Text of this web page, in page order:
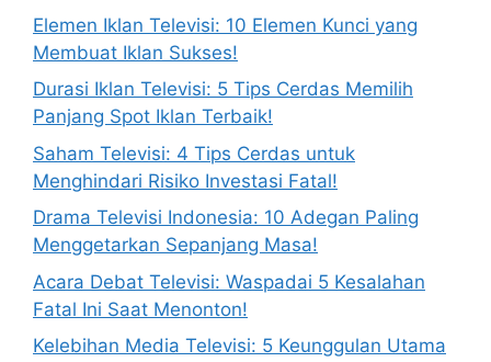
Elemen Iklan Televisi: 10 Elemen Kunci yang
Membuat Iklan Sukses!
Durasi Iklan Televisi: 5 Tips Cerdas Memilih
Panjang Spot Iklan Terbaik!
Saham Televisi: 4 Tips Cerdas untuk
Menghindari Risiko Investasi Fatal!
Drama Televisi Indonesia: 10 Adegan Paling
Menggetarkan Sepanjang Masa!
Acara Debat Televisi: Waspadai 5 Kesalahan
Fatal Ini Saat Menonton!
Kelebihan Media Televisi: 5 Keunggulan Utama